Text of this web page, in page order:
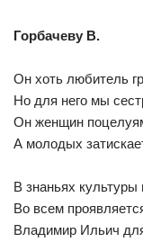
Горбачеву В.
Он хоть любитель
Но для него мы
Он женщин
А молодых
В знаньях культуры
Во всем
Владимир Ильич